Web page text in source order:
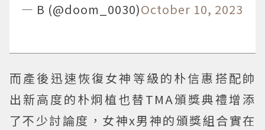
— B (@doom_0030)October 10, 2023
而產後迅速恢復女神等級的朴信惠搭配帥
出新高度的朴炯植也替TMA頒獎典禮增添
了不少討論度，女神x男神的頒獎組合實在